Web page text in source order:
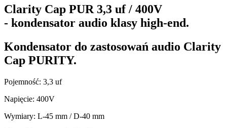
Clarity Cap PUR 3,3 uf / 400V
- kondensator audio klasy high-end.
Kondensator do zastosowań audio Clarity
Cap PURITY.
Pojemność: 3,3 uf
Napięcie: 400V
Wymiary: L-45 mm / D-40 mm